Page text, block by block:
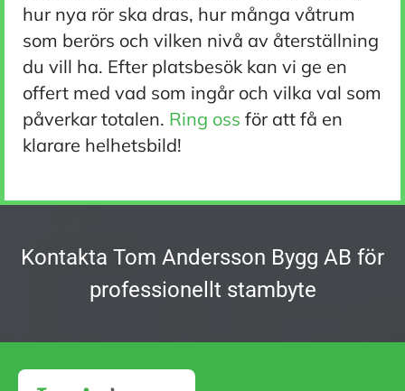
hur nya rör ska dras, hur många våtrum
som berörs och vilken nivå av återställning
du vill ha. Efter platsbesök kan vi ge en
offert med vad som ingår och vilka val som
påverkar totalen. Ring oss för att få en
klarare helhetsbild!
Kontakta Tom Andersson Bygg AB för
professionellt stambyte